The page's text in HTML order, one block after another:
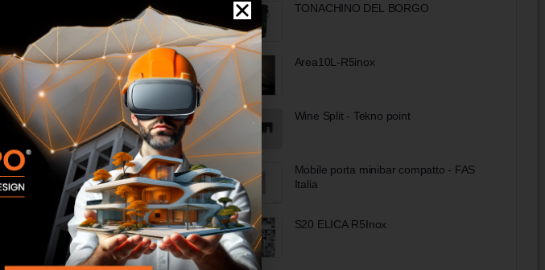
Sabbia Essiccata Quarzifera
A.C.S. Plus
SCOPRI
TONACHINO DEL BORGO
Area10L-R5inox
Wine Split - Tekno point
Mobile porta minibar compatto - FAS
Italia
S20 ELICA R5Inox